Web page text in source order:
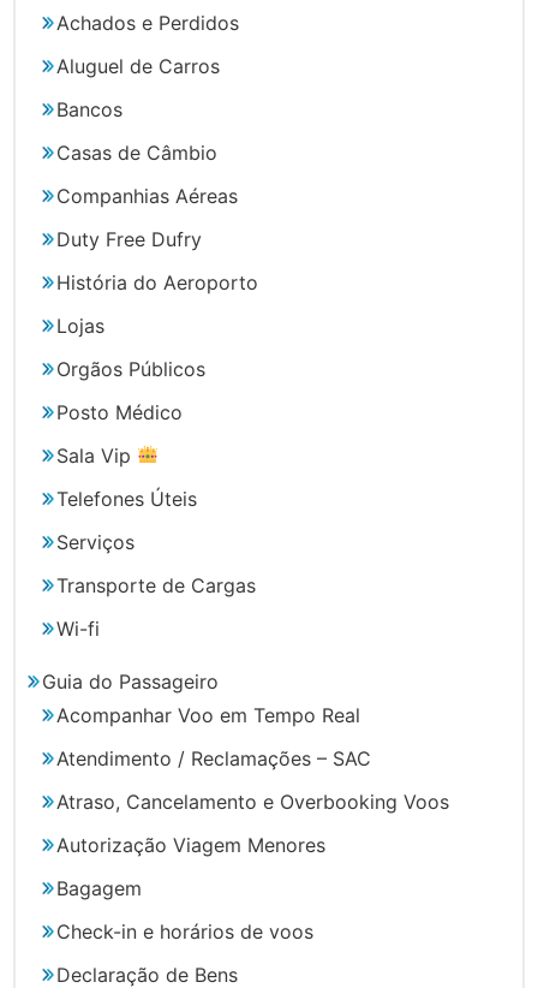
Achados e Perdidos
Aluguel de Carros
Bancos
Casas de Câmbio
Companhias Aéreas
Duty Free Dufry
História do Aeroporto
Lojas
Orgãos Públicos
Posto Médico
Sala Vip
Telefones Úteis
Serviços
Transporte de Cargas
Wi-fi
Guia do Passageiro
Acompanhar Voo em Tempo Real
Atendimento / Reclamações – SAC
Atraso, Cancelamento e Overbooking Voos
Autorização Viagem Menores
Bagagem
Check-in e horários de voos
Declaração de Bens